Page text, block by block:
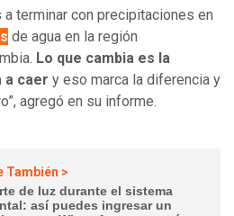
a terminar con precipitaciones en
de agua en la región
Lo que cambia es la
a caer y eso marca la diferencia y
agregó en su informe.
También >
de luz durante el sistema
así puedes ingresar un